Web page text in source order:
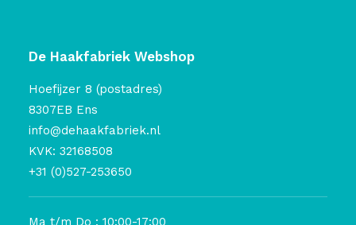
De Haakfabriek Webshop
Hoefijzer 8 (postadres)
8307EB Ens
info@dehaakfabriek.nl
KVK: 32168508
+31 (0)527-253650
Ma t/m Do : 10:00-17:00